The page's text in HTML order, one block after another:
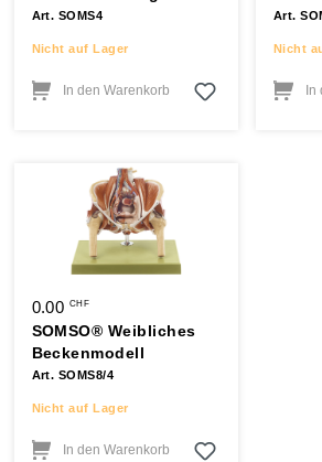
Art. SOMS4
Nicht auf Lager
In den Warenkorb
Art.
Nicht
0.00 CHF
SOMSO® Weibliches
Beckenmodell
Art. SOMS8/4
Nicht auf Lager
In den Warenkorb